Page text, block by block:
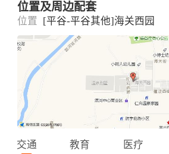
位置及周边配套
位置 [平谷-平谷其他]海关西园
交通 教育 医疗